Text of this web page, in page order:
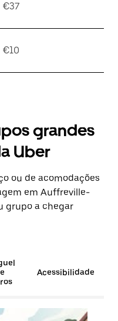
€37
€10
grandes
Uber
ou de acomodações
em Auffreville-
grupo a chegar
Acessibilidade